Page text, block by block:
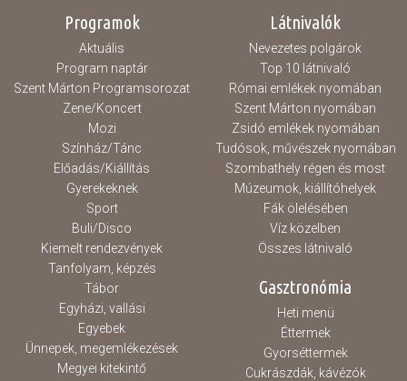
Programok
Aktuális
Program naptár
Szent Márton Programsorozat
Zene/Koncert
Mozi
Színház/Tánc
Előadás/Kiállítás
Gyerekeknek
Sport
Buli/Disco
Kiemelt rendezvények
Tanfolyam, képzés
Tábor
Egyházi, vallási
Egyebek
Ünnepek, megemlékezések
Megyei kitekintő
Látnivalók
Nevezetes polgárok
Top 10 látnivaló
Római emlékek nyomában
Szent Márton nyomában
Zsidó emlékek nyomában
Tudósok, művészek nyomában
Szombathely régen és most
Múzeumok, kiállítóhelyek
Fák ölelésében
Víz közelben
Összes látnivaló
Gasztronómia
Heti menü
Éttermek
Gyorséttermek
Cukrászdák, kávézók